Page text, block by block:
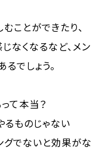
ことができたり、
なくなるなど、メン
でしょう。
て本当？
るものじゃない
グでないと効果がな